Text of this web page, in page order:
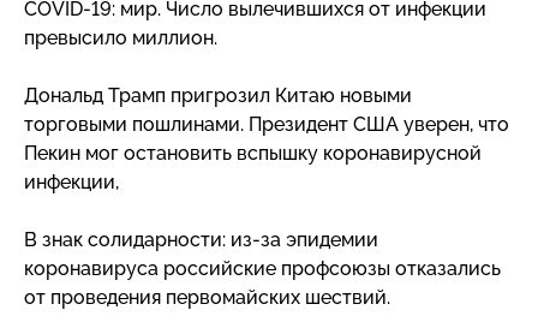
COVID-19: мир. Число вылечившихся от инфекции
превысило миллион.
Дональд Трамп пригрозил Китаю новыми
торговыми пошлинами. Президент США уверен, что
Пекин мог остановить вспышку коронавирусной
инфекции,
В знак солидарности: из-за эпидемии
коронавируса российские профсоюзы отказались
от проведения первомайских шествий.